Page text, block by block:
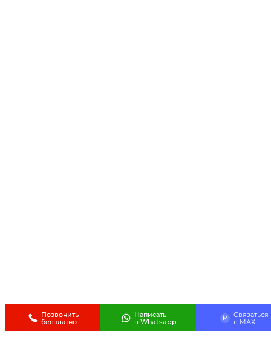
Позвонить
бесплатно
Написать
в Whatsapp
M
Связаться
в МАХ